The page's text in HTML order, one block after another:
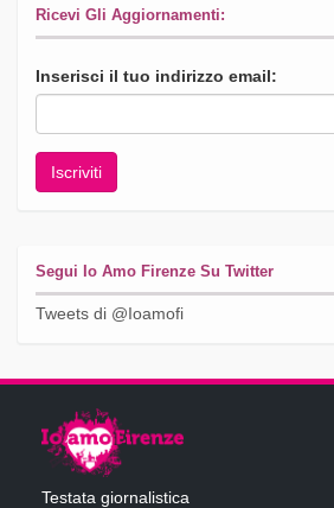
Ricevi Gli Aggiornamenti:
Inserisci il tuo indirizzo email:
Segui Io Amo Firenze Su Twitter
Tweets di @Ioamofi
Testata giornalistica